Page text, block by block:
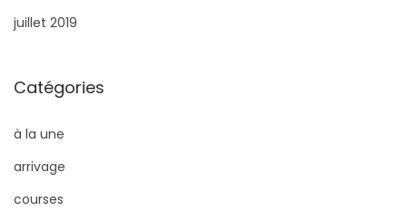
juillet 2019
Catégories
à la une
arrivage
courses